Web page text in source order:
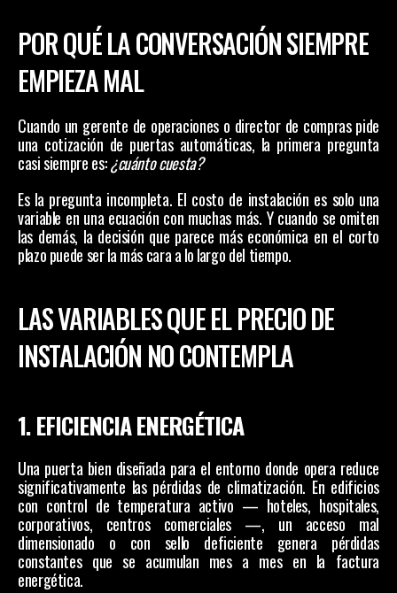
POR QUÉ LA CONVERSACIÓN SIEMPRE
EMPIEZA MAL
Cuando un gerente de operaciones o director de compras pide
una cotización de puertas automáticas, la primera pregunta
casi siempre es: ¿cuánto cuesta?
Es la pregunta incompleta. El costo de instalación es solo una
variable en una ecuación con muchas más. Y cuando se omiten
las demás, la decisión que parece más económica en el corto
plazo puede ser la más cara a lo largo del tiempo.
LAS VARIABLES QUE EL PRECIO DE
INSTALACIÓN NO CONTEMPLA
1. EFICIENCIA ENERGÉTICA
Una puerta bien diseñada para el entorno donde opera reduce
significativamente las pérdidas de climatización. En edificios
con control de temperatura activo — hoteles, hospitales,
corporativos, centros comerciales —, un acceso mal
dimensionado o con sello deficiente genera pérdidas
constantes que se acumulan mes a mes en la factura
energética.